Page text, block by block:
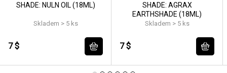
SHADE: NULN OIL (18ML)
Skladem > 5 ks
7 $
SHADE: AGRAX
EARTHSHADE (18ML)
Skladem > 5 ks
7 $